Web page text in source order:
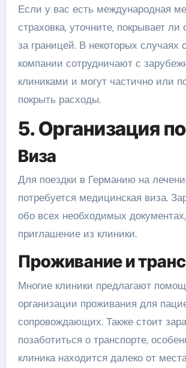
Если у вас есть международная
страховка, уточните, покрывает ли
за границей. В некоторых случаях
компании сотрудничают с
клиниками и могут частично или
покрыть расходы.
5. Организация
Виза
Для поездки в Германию на
потребуется медицинская виза.
обо всех необходимых
приглашение из клиники.
Проживание и
Многие клиники предлагают
организации проживания для
сопровождающих. Также стоит
позаботиться о транспорте,
клиника находится далеко от